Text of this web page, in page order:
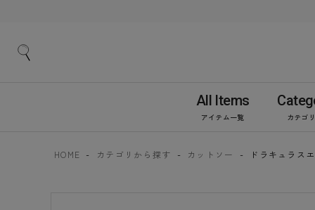
All Items
アイテム一覧 カテゴ
HOME カテゴリから探す カットソー ドラキュラス